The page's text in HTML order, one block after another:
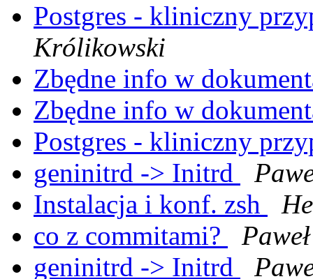
Postgres - kliniczny
Królikowski
Zbędne info w
Zbędne info w
Postgres - kliniczny
geninitrd -> Initrd
Instalacja i konf. zsh
co z commitami?
geninitrd -> Initrd